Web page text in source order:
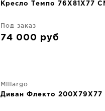
Кресло Темпо 76X81X77
Под заказ
74 000 руб
Millargo
Диван Флекто 200X79X77